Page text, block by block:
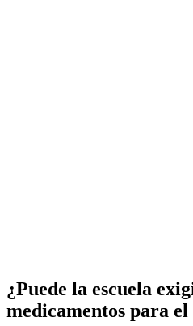
¿Puede la escuela
medicamentos para